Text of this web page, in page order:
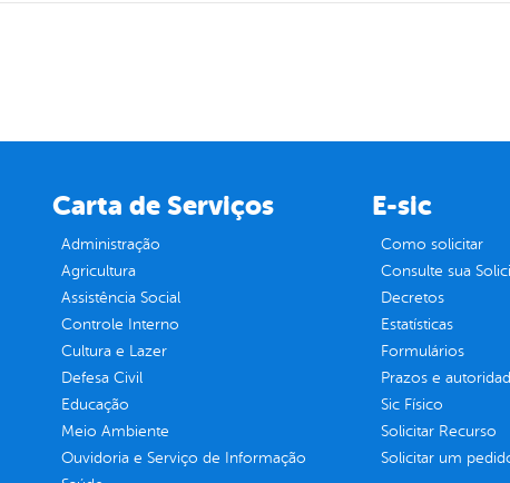
Carta de Serviços
Administração
Agricultura
Assistência Social
Controle Interno
Cultura e Lazer
Defesa Civil
Educação
Meio Ambiente
Ouvidoria e Serviço de Informação
E-sic
Como solicitar
Consulte sua
Decretos
Estatísticas
Formulários
Prazos e
Sic Físico
Solicitar Recurso
Solicitar um